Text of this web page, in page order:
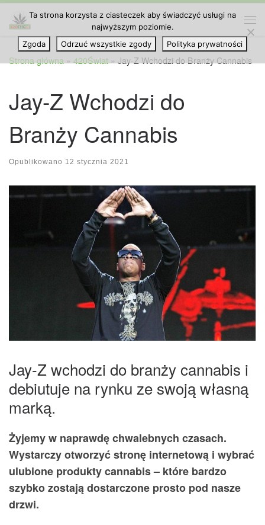
Przejdź do treści
Strona główna » 420Świat » Jay-Z Wchodzi do Branży Cannabis
Jay-Z Wchodzi do
Branży Cannabis
Opublikowano 12 stycznia 2021
Jay-Z wchodzi do branży cannabis i
debiutuje na rynku ze swoją własną
marką.
Żyjemy w naprawdę chwalebnych czasach.
Wystarczy otworzyć stronę internetową i wybrać
ulubione produkty cannabis – które bardzo
szybko zostają dostarczone prosto pod nasze
drzwi.
Ta strona korzysta z ciasteczek aby świadczyć usługi na
najwyższym poziomie.
Zgoda
Odrzuć wszystkie zgody Polityka prywatności